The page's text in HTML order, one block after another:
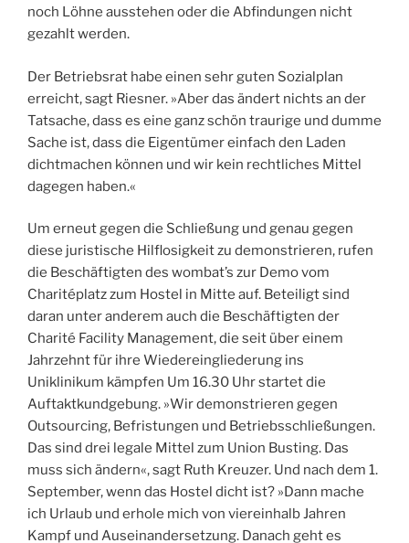
noch Löhne ausstehen oder die Abfindungen nicht
gezahlt werden.
Der Betriebsrat habe einen sehr guten Sozialplan
erreicht, sagt Riesner. »Aber das ändert nichts an der
Tatsache, dass es eine ganz schön traurige und dumme
Sache ist, dass die Eigentümer einfach den Laden
dichtmachen können und wir kein rechtliches Mittel
dagegen haben.«
Um erneut gegen die Schließung und genau gegen
diese juristische Hilflosigkeit zu demonstrieren, rufen
die Beschäftigten des wombat’s zur Demo vom
Charitéplatz zum Hostel in Mitte auf. Beteiligt sind
daran unter anderem auch die Beschäftigten der
Charité Facility Management, die seit über einem
Jahrzehnt für ihre Wiedereingliederung ins
Uniklinikum kämpfen Um 16.30 Uhr startet die
Auftaktkundgebung. »Wir demonstrieren gegen
Outsourcing, Befristungen und Betriebsschließungen.
Das sind drei legale Mittel zum Union Busting. Das
muss sich ändern«, sagt Ruth Kreuzer. Und nach dem 1.
September, wenn das Hostel dicht ist? »Dann mache
ich Urlaub und erhole mich von viereinhalb Jahren
Kampf und Auseinandersetzung. Danach geht es